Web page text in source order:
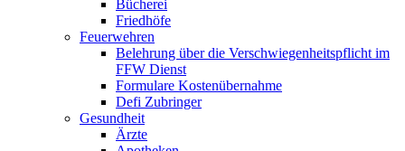
Bücherei
Friedhöfe
Feuerwehren
Belehrung über die Verschwiegenheitspflicht im
FFW Dienst
Formulare Kostenübernahme
Defi Zubringer
Gesundheit
Ärzte